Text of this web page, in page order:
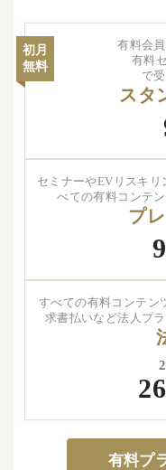
有料会
有料
で
初月
無料
スタ
セミナーやEVリスキ
べての有料コンテ
プ
すべての有料コンテン
求書払いなど法人プ
有料プ